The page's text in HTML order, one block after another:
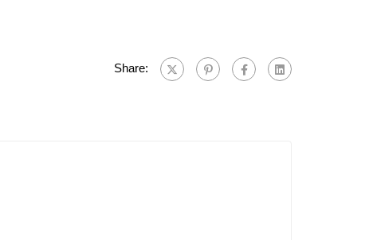
Share: